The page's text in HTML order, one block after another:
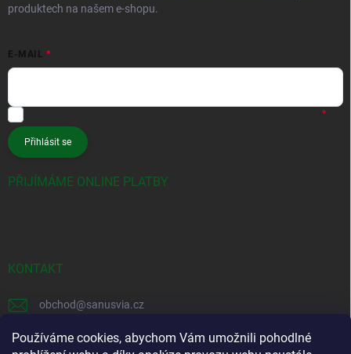
Používáme cookies, abychom Vám umožnili pohodlné
produktech na našem e-shopu.
E-MAIL
Přihlásit se
PŘIJÍMÁME ONLINE PLATBY
KONTAKT
obchod@sanusvia.cz
+420 604 245 725